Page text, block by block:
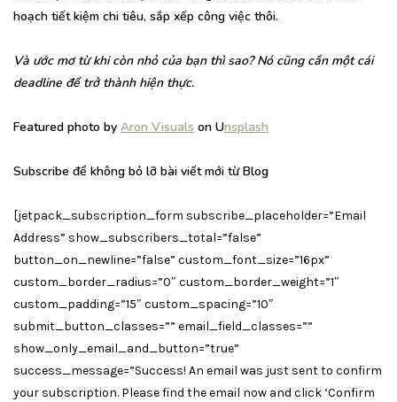
hoạch tiết kiệm chi tiêu, sắp xếp công việc thôi.
Và ước mơ từ khi còn nhỏ của bạn thì sao? Nó cũng cần một cái
deadline để trở thành hiện thực.
Featured photo by Aron Visuals on Unsplash
Subscribe để không bỏ lỡ bài viết mới từ Blog
[jetpack_subscription_form subscribe_placeholder=”Email
Address” show_subscribers_total=”false”
button_on_newline=”false” custom_font_size=”16px”
custom_border_radius=”0″ custom_border_weight=”1″
custom_padding=”15″ custom_spacing=”10″
submit_button_classes=”” email_field_classes=””
show_only_email_and_button=”true”
success_message=”Success! An email was just sent to confirm
your subscription. Please find the email now and click ‘Confirm